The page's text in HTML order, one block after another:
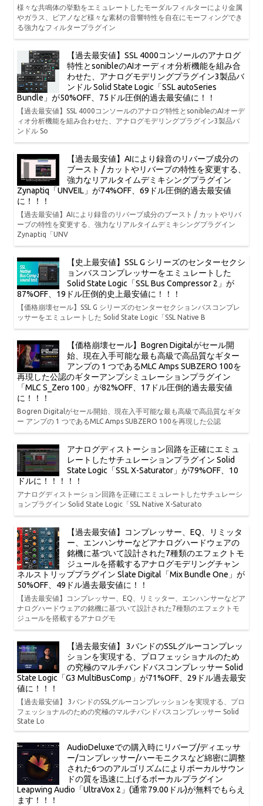
様々な共鳴体の挙動をエミュレートしたモーダルフィルターにより金属
やガラス、ピアノなど様々な素材の音響特性を自在にモーフィングでき
る強力なフィルタープラグイン
【過去最安値】SSL 4000コンソールのアナログ
特性とsonibleのAIオーディオ分析機能を組み合
わせた、アナログモデリングプラグイン3製品バ
ンドル Solid State Logic「SSL autoSeries
Bundle」が50%OFF、75ドル圧倒的過去最安値に！！
【過去最安値】SSL 4000コンソールのアナログ特性とsonibleのAIオーデ
ィオ分析機能を組み合わせた、アナログモデリングプラグイン3製品バ
ンドル So
【過去最安値】AIにより録音のリバーブ成分の
ブースト / カットやリバーブの特性を変更する、
強力なリアルタイムデミキシングプラグイン
Zynaptiq「UNVEIL」が74%OFF、69ドル圧倒的過去最安値
に！！！
【過去最安値】AIにより録音のリバーブ成分のブースト / カットやリバ
ーブの特性を変更する、強力なリアルタイムデミキシングプラグイン
Zynaptiq「UNV
【史上最安値】SSL G シリーズのセンターセクシ
ョンバスコンプレッサーをエミュレートした
Solid State Logic「SSL Bus Compressor 2」が
87%OFF、19ドル圧倒的史上最安値に！！！
【価格崩壊セール】SSL G シリーズのセンターセクションバスコンプレ
ッサーをエミュレートした Solid State Logic「SSL Native B
【価格崩壊セール】Bogren Digitalがセール開
始、現在入手可能な最も高級で高品質なギター
アンプの 1 つであるMLC Amps SUBZERO 100を
再現した公認のギターアンプシミュレーションプラグイン
「MLC S_Zero 100」が82%OFF、17ドル圧倒的過去最安値
に！！！
Bogren Digitalがセール開始、現在入手可能な最も高級で高品質なギタ
ー アンプの 1 つであるMLC Amps SUBZERO 100を再現した公認
アナログディストーション回路を正確にエミュ
レートしたサチュレーションプラグイン Solid
State Logic「SSL X-Saturator」が79%OFF、10
ドルに！！！！！
アナログディストーション回路を正確にエミュレートしたサチュレーシ
ョンプラグイン Solid State Logic「SSL Native X-Saturato
【過去最安値】コンプレッサー、EQ、リミッタ
ー、エンハンサーなどアナログハードウェアの
銘機に基づいて設計された7種類のエフェクトモ
ジュールを搭載するアナログモデリングチャン
ネルストリッププラグイン Slate Digital「Mix Bundle One」が
50%OFF、49ドル過去最安値に！！
【過去最安値】コンプレッサー、EQ、リミッター、エンハンサーなどア
ナログハードウェアの銘機に基づいて設計された7種類のエフェクトモ
ジュールを搭載するアナログモ
【過去最安値】 3バンドのSSLグルーコンプレッ
ションを実現する、プロフェッショナルのため
の究極のマルチバンドバスコンプレッサー Solid
State Logic「G3 MultiBusComp」が71%OFF、29ドル過去最安
値に！！！
【過去最安値】 3バンドのSSLグルーコンプレッションを実現する、プロ
フェッショナルのための究極のマルチバンドバスコンプレッサー Solid
State Lo
AudioDeluxeでの購入時にリバーブ/ディエッサ
ー/コンプレッサー/ハーモニクスなど綿密に調整
された6つのアルゴリズムによりボーカルサウン
ドの質を迅速に上げるボーカルプラグイン
Leapwing Audio「UltraVox 2」(通常79.00ドル)が無料でもらえ
ます！！！